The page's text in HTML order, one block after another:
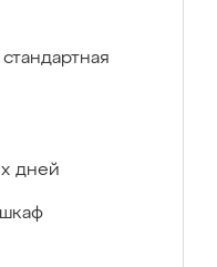
стандартная
дней